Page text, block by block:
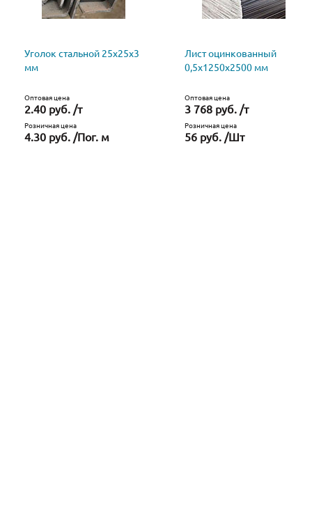
Уголок стальной 25х25х3
мм
Оптовая цена
2.40 руб. /т
Розничная цена
4.30 руб. /Пог. м
Лист оцинкованный
0,5х1250х2500 мм
Оптовая цена
3 768 руб. /т
Розничная цена
56 руб. /Шт